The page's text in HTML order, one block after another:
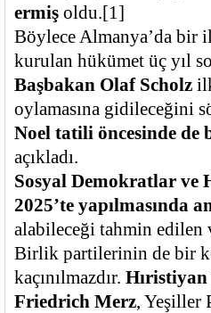
ermiş oldu.[1]
Böylece Almanya’da bir
kurulan hükümet üç yıl
Başbakan Olaf Scholz
oylamasına gidileceğini
Noel tatili öncesinde de
açıkladı.
Sosyal Demokratlar ve
2025’te yapılmasında
alabileceği tahmin
Birlik partilerinin de bir
kaçınılmazdır.
Friedrich Merz, Yeşiller